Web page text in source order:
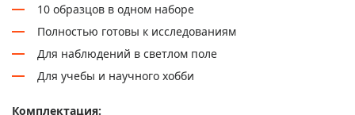
10 образцов в одном наборе
Полностью готовы к исследованиям
Для наблюдений в светлом поле
Для учебы и научного хобби
Комплектация: